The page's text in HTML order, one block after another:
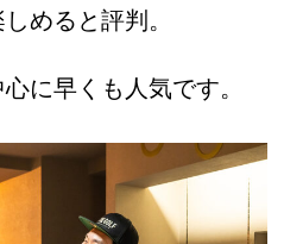
めると評判。
に早くも人気です。